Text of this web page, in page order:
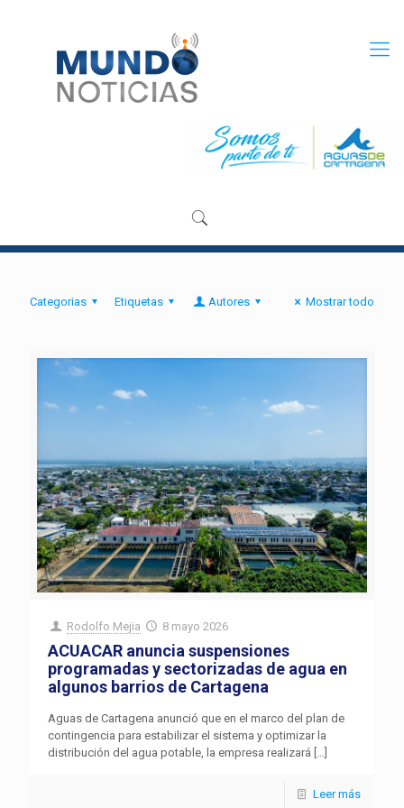
Categorias Etiquetas Autores Mostrar todo
Rodolfo Mejia 8 mayo 2026
ACUACAR anuncia suspensiones
programadas y sectorizadas de agua en
algunos barrios de Cartagena
Aguas de Cartagena anunció que en el marco del plan de
contingencia para estabilizar el sistema y optimizar la
distribución del agua potable, la empresa realizará
Leer más